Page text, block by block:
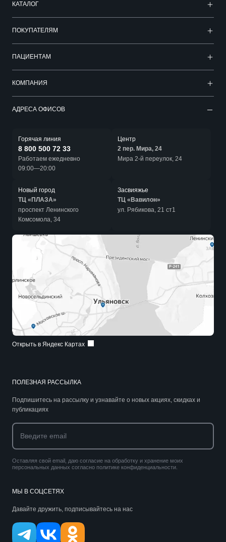
ПОЛЕЗНАЯ РАССЫЛКА
Подпишитесь на рассылку и узнавайте о новых акциях, скидках и
публикациях
Оставляя свой email, даю согласие на обработку и хранение моих
персональных данных согласно политике конфиденциальности.
МЫ В СОЦСЕТЯХ
Давайте дружить, подписывайтесь на нас
КАТАЛОГ
ПОКУПАТЕЛЯМ
ПАЦИЕНТАМ
КОМПАНИЯ
АДРЕСА ОФИСОВ
Горячая линия
8 800 500 72 33
Работаем ежедневно
09:00—20:00
Центр
2 пер. Мира, 24
Мира 2-й переулок, 24
Новый город
ТЦ «ПЛАЗА»
проспект Ленинского
Комсомола, 34
Засвияжье
ТЦ «Вавилон»
ул. Рябикова, 21 ст1
Открыть в Яндекс Картах